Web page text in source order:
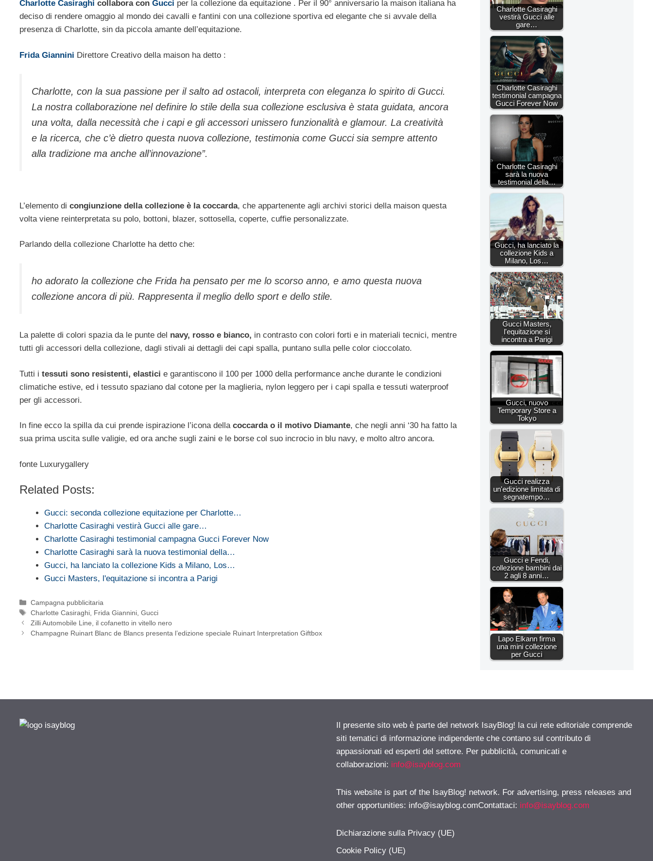
Charlotte Casiraghi collabora con Gucci per la collezione da equitazione . Per il 90° anniversario la maison italiana ha
deciso di rendere omaggio al mondo dei cavalli e fantini con una collezione sportiva ed elegante che si avvale della
presenza di Charlotte, sin da piccola amante dell’equitazione.
Frida Giannini Direttore Creativo della maison ha detto :
Charlotte, con la sua passione per il salto ad ostacoli, interpreta con eleganza lo spirito di Gucci.
La nostra collaborazione nel definire lo stile della sua collezione esclusiva è stata guidata, ancora
una volta, dalla necessità che i capi e gli accessori unissero funzionalità e glamour. La creatività
e la ricerca, che c’è dietro questa nuova collezione, testimonia come Gucci sia sempre attento
alla tradizione ma anche all’innovazione”.
L’elemento di congiunzione della collezione è la coccarda, che appartenente agli archivi storici della maison questa
volta viene reinterpretata su polo, bottoni, blazer, sottosella, coperte, cuffie personalizzate.
Parlando della collezione Charlotte ha detto che:
ho adorato la collezione che Frida ha pensato per me lo scorso anno, e amo questa nuova
collezione ancora di più. Rappresenta il meglio dello sport e dello stile.
La palette di colori spazia da le punte del navy, rosso e bianco, in contrasto con colori forti e in materiali tecnici, mentre
tutti gli accessori della collezione, dagli stivali ai dettagli dei capi spalla, puntano sulla pelle color cioccolato.
Tutti i tessuti sono resistenti, elastici e garantiscono il 100 per 1000 della performance anche durante le condizioni
climatiche estive, ed i tessuto spaziano dal cotone per la maglieria, nylon leggero per i capi spalla e tessuti waterproof
per gli accessori.
In fine ecco la spilla da cui prende ispirazione l’icona della coccarda o il motivo Diamante, che negli anni ‘30 ha fatto la
sua prima uscita sulle valigie, ed ora anche sugli zaini e le borse col suo incrocio in blu navy, e molto altro ancora.
fonte Luxurygallery
Related Posts:
Gucci: seconda collezione equitazione per Charlotte…
Charlotte Casiraghi vestirà Gucci alle gare…
Charlotte Casiraghi testimonial campagna Gucci Forever Now
Charlotte Casiraghi sarà la nuova testimonial della…
Gucci, ha lanciato la collezione Kids a Milano, Los…
Gucci Masters, l'equitazione si incontra a Parigi
Categorie
Campagna pubblicitaria
Tag
Charlotte Casiraghi Frida Giannini ,Gucci
Zilli Automobile Line, il cofanetto in vitello nero
Champagne Ruinart Blanc de Blancs presenta l’edizione speciale Ruinart Interpretation Giftbox
Charlotte Casiraghi
vestirà Gucci alle
gare…
Charlotte Casiraghi
testimonial campagna
Gucci Forever Now
Charlotte Casiraghi
sarà la nuova
testimonial della…
Gucci, ha lanciato la
collezione Kids a
Milano, Los…
Gucci Masters,
l'equitazione si
incontra a Parigi
Gucci, nuovo
Temporary Store a
Tokyo
Gucci realizza
un'edizione limitata di
segnatempo…
Gucci e Fendi,
collezione bambini dai
2 agli 8 anni…
Lapo Elkann firma
una mini collezione
per Gucci
Il presente sito web è parte del network IsayBlog! la cui rete editoriale comprende
siti tematici di informazione indipendente che contano sul contributo di
appassionati ed esperti del settore. Per pubblicità, comunicati e
collaborazioni: info@isayblog.com
This website is part of the IsayBlog! network. For advertising, press releases and
other opportunities: info@isayblog.comContattaci: info@isayblog.com
Dichiarazione sulla Privacy (UE)
Cookie Policy (UE)